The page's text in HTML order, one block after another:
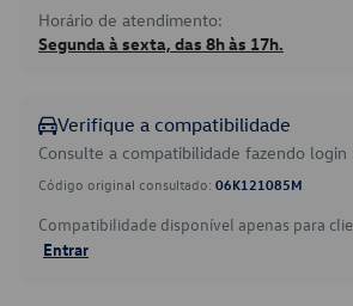
Horário de atendimento:
Segunda à sexta, das 8h às 17h.
Verifique a compatibilidade
Consulte a compatibilidade fazendo login
Código original consultado: 06K121085M
Compatibilidade disponível apenas para
Entrar